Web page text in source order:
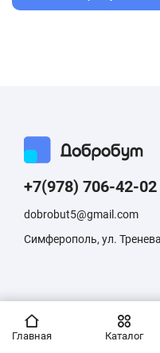
+7(978) 706-42-02
dobrobut5@gmail.com
Симферополь, ул.
Информация, размещенная
офертой
Главная
Каталог